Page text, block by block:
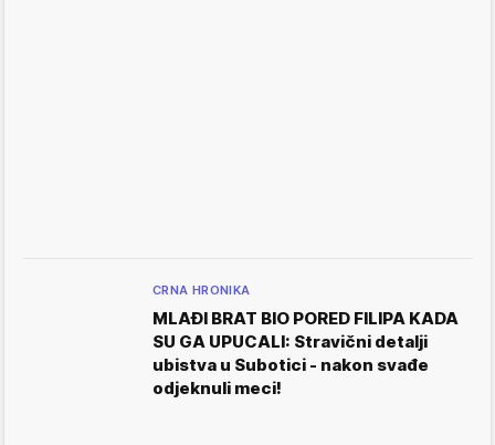
CRNA HRONIKA
MLAĐI BRAT BIO PORED FILIPA KADA
SU GA UPUCALI: Stravični detalji
ubistva u Subotici - nakon svađe
odjeknuli meci!